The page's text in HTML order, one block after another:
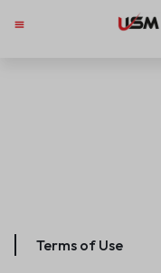
Terms of Use